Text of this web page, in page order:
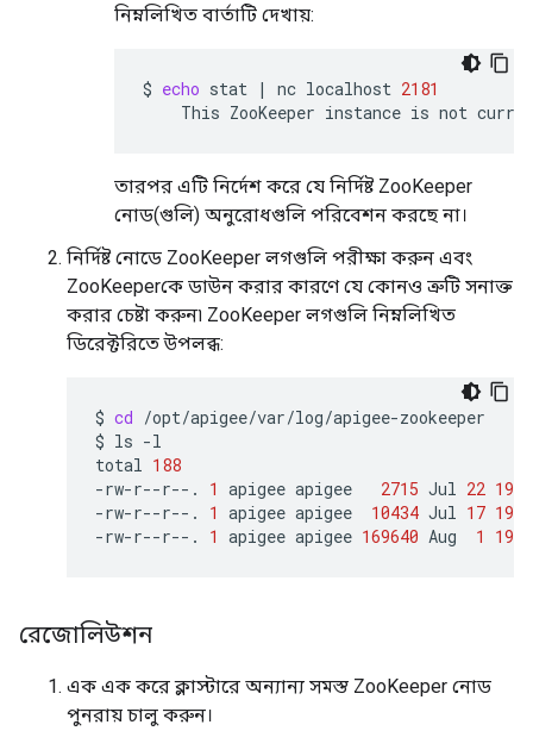
নিম্নলিখিত বার্তাটি দেখায়:
$ echo stat | nc localhost 2181
This ZooKeeper instance is not
তারপর এটি নির্দেশ করে যে নির্দিষ্ট ZooKeeper
নোড(গুলি) অনুরোধগুলি পরিবেশন করছে না।
নির্দিষ্ট নোডে ZooKeeper লগগুলি পরীক্ষা করুন এবং
ZooKeeperকে ডাউন করার কারণে যে কোনও ত্রুটি সনাক্ত
করার চেষ্টা করুন৷ ZooKeeper লগগুলি নিম্নলিখিত
ডিরেক্টরিতে উপলব্ধ:
$ cd /opt/apigee/var/log/apigee-zookeeper
$ ls -l
total 188
-rw-r--r--.
1 apigee apigee 2715 Jul 22 19
-rw-r--r--.
1 apigee apigee 10434 Jul 17 19
-rw-r--r--.
1 apigee apigee 169640 Aug 1 19
রেজোলিউশন
এক এক করে ক্লাস্টারে অন্যান্য সমস্ত ZooKeeper নোড
পুনরায় চালু করুন।